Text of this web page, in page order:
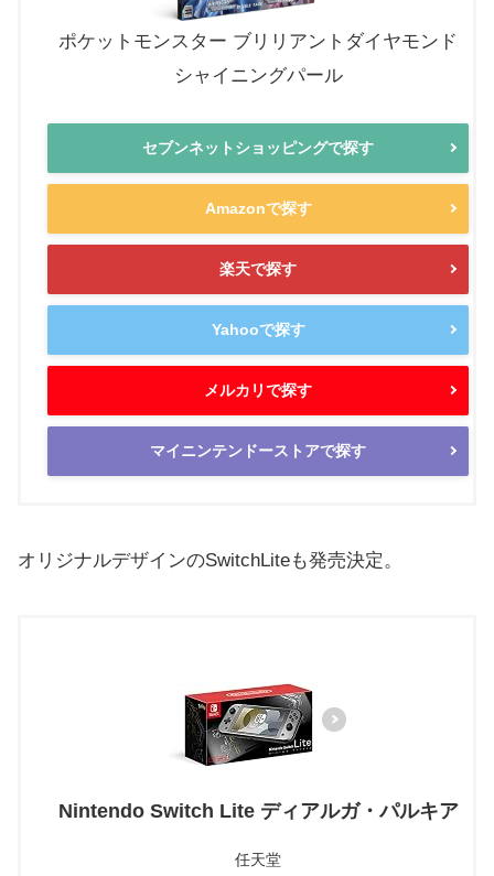
ポケットモンスター ブリリアントダイヤモンド
シャイニングパール
セブンネットショッピングで探す
Amazonで探す
楽天で探す
Yahooで探す
メルカリで探す
マイニンテンドーストアで探す
オリジナルデザインのSwitchLiteも発売決定。
Nintendo Switch Lite ディアルガ・パルキア
任天堂